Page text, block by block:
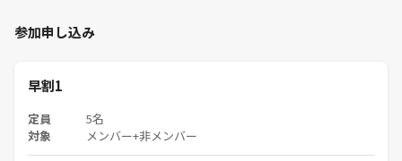
参加申し込み
早割1
定員 5名
対象 メンバー+非メンバー